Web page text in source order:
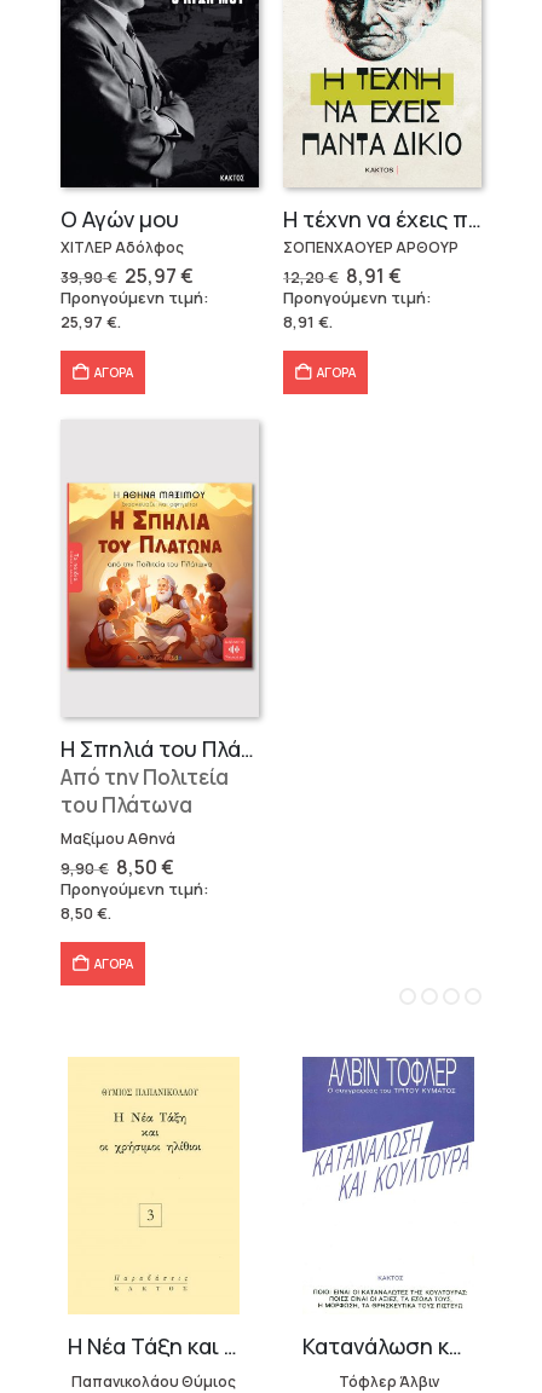
Ο Αγών μου
ΧΙΤΛΕΡ Αδόλφος
39,90€ Original
price
was:
25,97€Η
τρέχουσα
τιμή
Προηγούμενη τιμή:
25,97 €.
ΑΓΟΡΑ
Η τέχνη να έχεις πάντα δίκιο – Άρθουρ Σοπενχάουερ
ΣΟΠΕΝΧΑΟΥΕΡ ΑΡΘΟΥΡ
12,20€ Original
price
was:
8,91 €Η
τρέχουσα
τιμή
Προηγούμενη τιμή:
8,91 €.
ΑΓΟΡΑ
Η Σπηλιά του Πλάτωνα
Από την Πολιτεία
του Πλάτωνα
Μαξίμου Αθηνά
9,90€ Original
price
was:
8,50€Η
τρέχουσα
τιμή
Προηγούμενη τιμή:
8,50€.
ΑΓΟΡΑ
Η Νέα Τάξη και οι χρήσιμοι ηλίθιοι
Παπανικολάου Θύμιος
Κατανάλωση και κουλτούρα
Τόφλερ Άλβιν